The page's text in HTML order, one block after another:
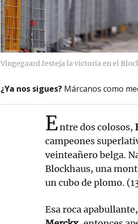
Vingegaard festeja la victoria en el
¿Ya nos sigues? Márcanos como
Entre dos colosos,
campeones
veinteañero belga.
Blockhaus, una
un cubo de plomo.
Esa roca